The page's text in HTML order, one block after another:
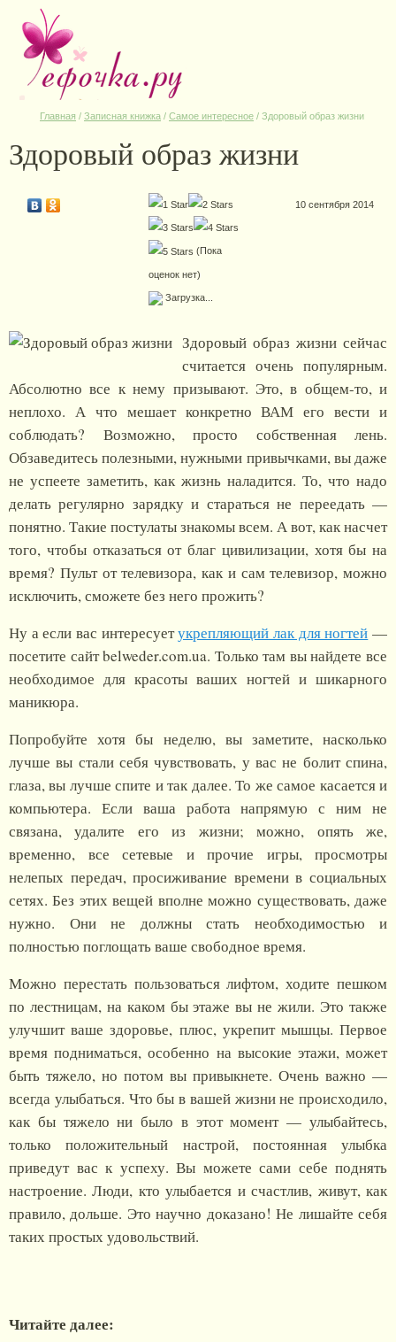
Главная / Записная книжка / Самое интересное / Здоровый образ жизни
Здоровый образ жизни
(Пока
оценок нет)
Загрузка...
10 сентября 2014
Здоровый образ жизни сейчас
считается очень популярным.
Абсолютно все к нему призывают. Это, в общем-то, и
неплохо. А что мешает конкретно ВАМ его вести и
соблюдать? Возможно, просто собственная лень.
Обзаведитесь полезными, нужными привычками, вы даже
не успеете заметить, как жизнь наладится. То, что надо
делать регулярно зарядку и стараться не переедать —
понятно. Такие постулаты знакомы всем. А вот, как насчет
того, чтобы отказаться от благ цивилизации, хотя бы на
время? Пульт от телевизора, как и сам телевизор, можно
исключить, сможете без него прожить?
Ну а если вас интересуетукрепляющий лак для ногтей —
посетите сайт belweder.com.ua. Только там вы найдете все
необходимое для красоты ваших ногтей и шикарного
маникюра.
Попробуйте хотя бы неделю, вы заметите, насколько
лучше вы стали себя чувствовать, у вас не болит спина,
глаза, вы лучше спите и так далее. То же самое касается и
компьютера. Если ваша работа напрямую с ним не
связана, удалите его из жизни; можно, опять же,
временно, все сетевые и прочие игры, просмотры
нелепых передач, просиживание времени в социальных
сетях. Без этих вещей вполне можно существовать, даже
нужно. Они не должны стать необходимостью и
полностью поглощать ваше свободное время.
Можно перестать пользоваться лифтом, ходите пешком
по лестницам, на каком бы этаже вы не жили. Это также
улучшит ваше здоровье, плюс, укрепит мышцы. Первое
время подниматься, особенно на высокие этажи, может
быть тяжело, но потом вы привыкнете. Очень важно —
всегда улыбаться. Что бы в вашей жизни не происходило,
как бы тяжело ни было в этот момент — улыбайтесь,
только положительный настрой, постоянная улыбка
приведут вас к успеху. Вы можете сами себе поднять
настроение. Люди, кто улыбается и счастлив, живут, как
правило, дольше. Это научно доказано! Не лишайте себя
таких простых удовольствий.
Читайте далее: